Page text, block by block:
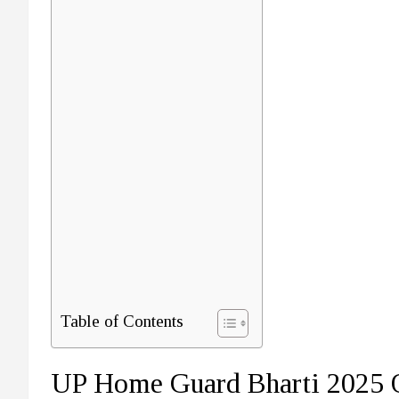
Table of Contents
UP Home Guard Bharti 2025